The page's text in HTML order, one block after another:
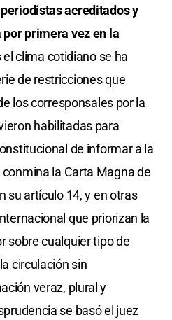
acreditados y
primera vez en la
clima cotidiano se ha
de restricciones que
los corresponsales por la
habilitadas para
de informar a la
la Carta Magna de
su artículo 14, y en otras
que priorizan la
sobre cualquier tipo de
circulación sin
veraz, plural y
se basó el juez